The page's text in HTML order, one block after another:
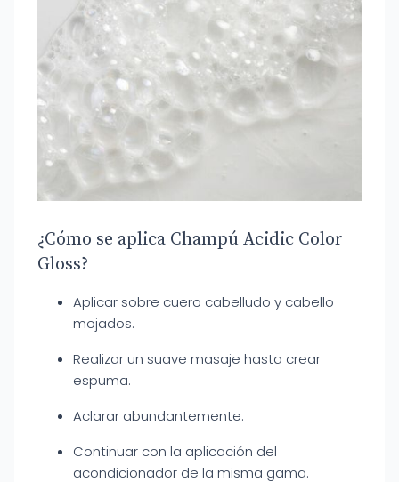
¿Cómo se aplica Champú Acidic Color
Gloss?
Aplicar sobre cuero cabelludo y cabello
mojados.
Realizar un suave masaje hasta crear
espuma.
Aclarar abundantemente.
Continuar con la aplicación del
acondicionador de la misma gama.